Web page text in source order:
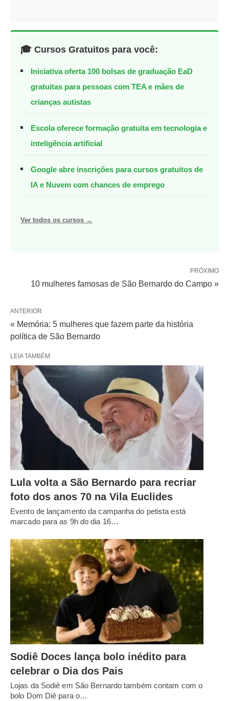
🎓 Cursos Gratuitos para você:
Iniciativa oferta 100 bolsas de graduação EaD
gratuitas para pessoas com TEA e mães de
crianças autistas
Escola oferece formação gratuita em tecnologia e
inteligência artificial
Google abre inscrições para cursos gratuitos de
IA e Nuvem com chances de emprego
Ver todos os cursos →
PRÓXIMO
10 mulheres famosas de São Bernardo do Campo »
ANTERIOR
« Memória: 5 mulheres que fazem parte da história
política de São Bernardo
LEIA TAMBÉM:
Lula volta a São Bernardo para recriar
foto dos anos 70 na Vila Euclides
Evento de lançamento da campanha do petista está
marcado para as 9h do dia 16…
Sodiê Doces lança bolo inédito para
celebrar o Dia dos Pais
Lojas da Sodiê em São Bernardo também contam com o
bolo Dom Diê para o…